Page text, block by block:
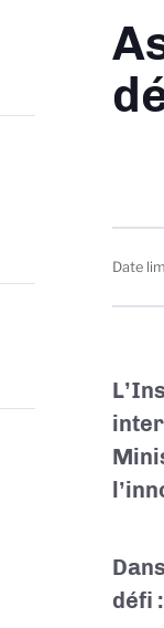
Date
défi :